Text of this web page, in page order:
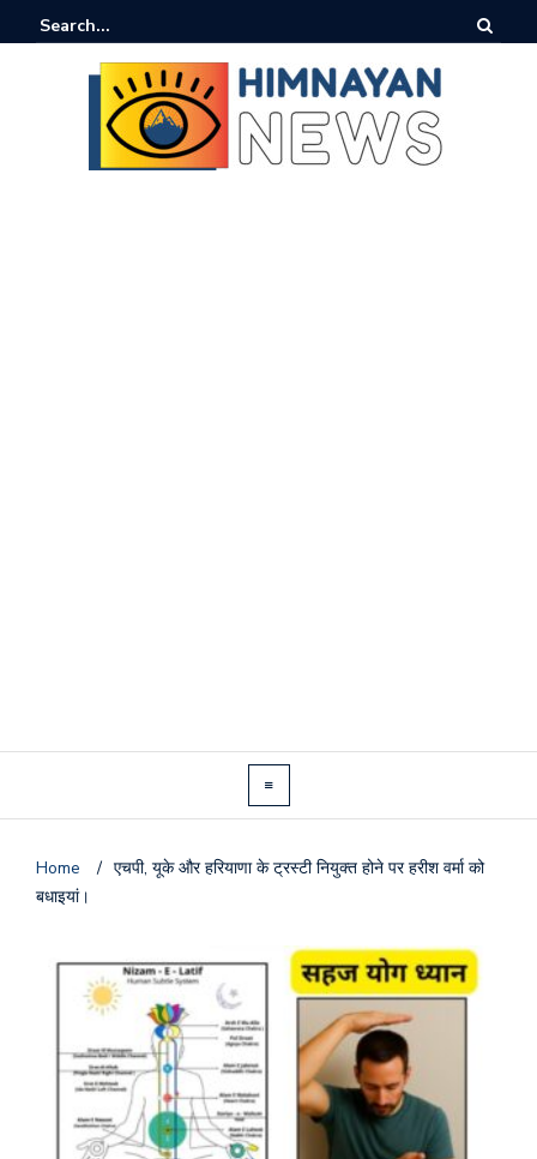
Home / एचपी, यूके और हरियाणा के ट्रस्टी नियुक्त होने पर हरीश वर्मा को
बधाइयां।